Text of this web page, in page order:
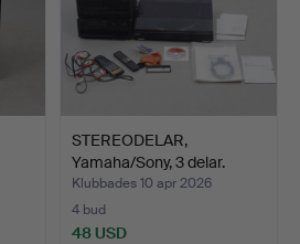
STEREODELAR,
Yamaha/Sony, 3 delar.
Klubbades 10 apr 2026
4 bud
48 USD